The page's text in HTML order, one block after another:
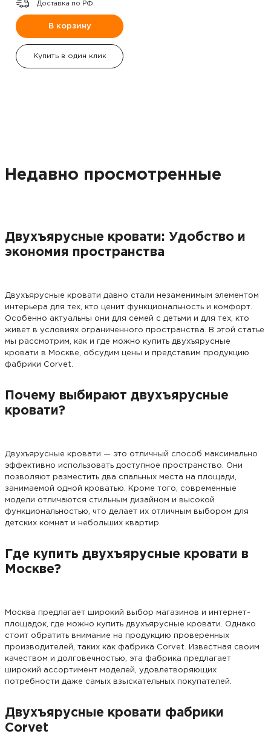
Доставка по РФ.
В корзину
Купить в один клик
Недавно просмотренные
Двухъярусные кровати: Удобство и
экономия пространства
Двухъярусные кровати давно стали незаменимым элементом
интерьера для тех, кто ценит функциональность и комфорт.
Особенно актуальны они для семей с детьми и для тех, кто
живет в условиях ограниченного пространства. В этой статье
мы рассмотрим, как и где можно купить двухъярусные
кровати в Москве, обсудим цены и представим продукцию
фабрики Corvet.
Почему выбирают двухъярусные
кровати?
Двухъярусные кровати — это отличный способ максимально
эффективно использовать доступное пространство. Они
позволяют разместить два спальных места на площади,
занимаемой одной кроватью. Кроме того, современные
модели отличаются стильным дизайном и высокой
функциональностью, что делает их отличным выбором для
детских комнат и небольших квартир.
Где купить двухъярусные кровати в
Москве?
Москва предлагает широкий выбор магазинов и интернет-
площадок, где можно купить двухъярусные кровати. Однако
стоит обратить внимание на продукцию проверенных
производителей, таких как фабрика Corvet. Известная своим
качеством и долговечностью, эта фабрика предлагает
широкий ассортимент моделей, удовлетворяющих
потребности даже самых взыскательных покупателей.
Двухъярусные кровати фабрики
Corvet